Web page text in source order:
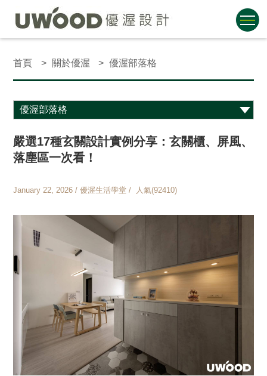
首頁 關於優渥 優渥部落格
嚴選17種玄關設計實例分享：玄關櫃、屏風、
落塵區一次看！
January 22, 2026 / 優渥生活學堂 / 人氣(92410)